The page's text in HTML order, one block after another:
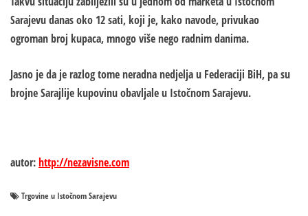
Sarajevu danas oko 12 sati, koji je, kako navode, privukao
ogroman broj kupaca, mnogo više nego radnim danima.
Jasno je da je razlog tome neradna nedjelja u Federaciji BiH, pa su
brojne Sarajlije kupovinu obavljale u Istočnom Sarajevu.
autor:http://nezavisne.com
Trgovine u Istočnom Sarajevu